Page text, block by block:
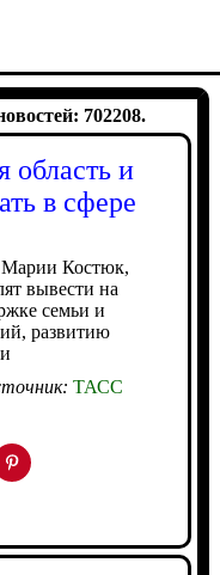
702208.
область и
в сфере
Марии Костюк,
вывести на
семьи и
развитию
ТАСС